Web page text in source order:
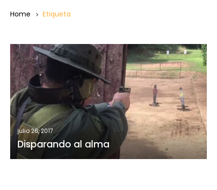
Home Etiqueta
Disparando
al
alma
julio 26, 2017
Disparando al alma